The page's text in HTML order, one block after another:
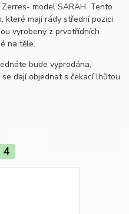
model SARAH. Tento
které mají rády střední pozici
vyrobeny z prvotřídních
na těle.
bude vyprodána,
dají objednat s čekací lhůtou
4